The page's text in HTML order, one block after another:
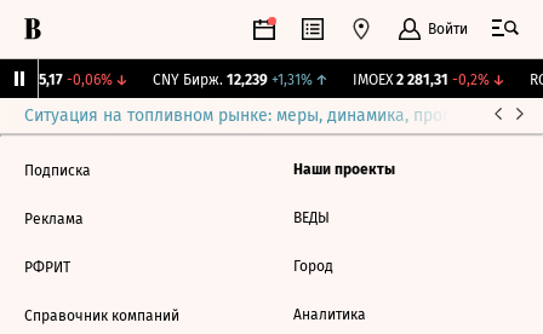
Войти
115,17 -0,06%↓ CNY Бирж. 12,239 +1,31%↑ IMOEX 2 281,31 -0,2%↓
Ситуация на топливном рынке: меры, динамика, прогнозы
Подписка
Реклама
РФРИТ
Справочник компаний
Наши проекты
ВЕДЫ
Город
Аналитика